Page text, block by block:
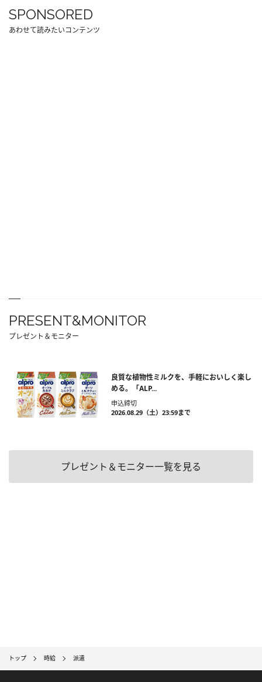
SPONSORED
あわせて読みたいコンテンツ
PRESENT&MONITOR
プレゼント＆モニター
良質な植物性ミルクを、手軽においしく楽し
める。「ALP...
申込締切
2026.08.29（土）23:59まで
プレゼント＆モニター一覧を見る
トップ 時給 派遣